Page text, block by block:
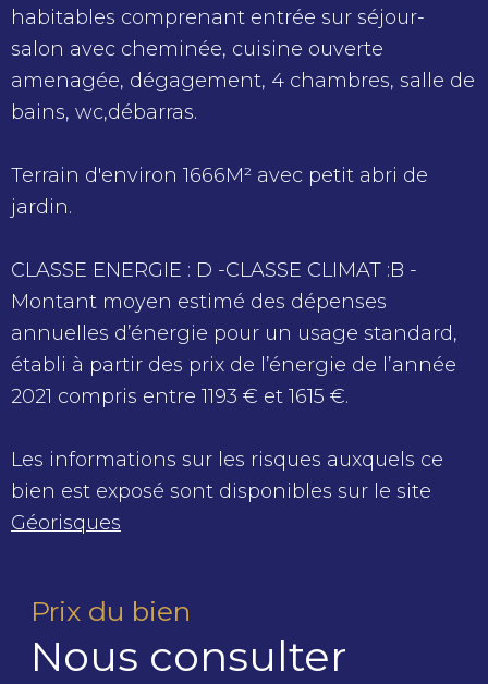
habitables comprenant entrée sur séjour-
salon avec cheminée, cuisine ouverte
amenagée, dégagement, 4 chambres, salle de
bains, wc,débarras.
Terrain d'environ 1666M² avec petit abri de
jardin.
CLASSE ENERGIE : D -CLASSE CLIMAT :B -
Montant moyen estimé des dépenses
annuelles d’énergie pour un usage standard,
établi à partir des prix de l’énergie de l’année
2021 compris entre 1193 € et 1615 €.
Les informations sur les risques auxquels ce
bien est exposé sont disponibles sur le site
Géorisques
Prix du bien
Nous consulter